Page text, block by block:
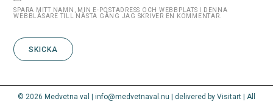
SPARA MITT NAMN, MIN E-POSTADRESS OCH WEBBPLATS I DENNA
WEBBLÄSARE TILL NÄSTA GÅNG JAG SKRIVER EN KOMMENTAR.
© 2026 Medvetna val | info@medvetnaval.nu | delivered by Visitart | All